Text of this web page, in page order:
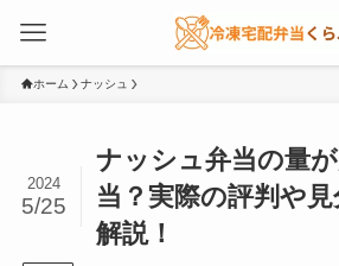
ホーム ナッシュ
ナッシュ弁当の量
当？実際の評判や
解説！
2024
5/25